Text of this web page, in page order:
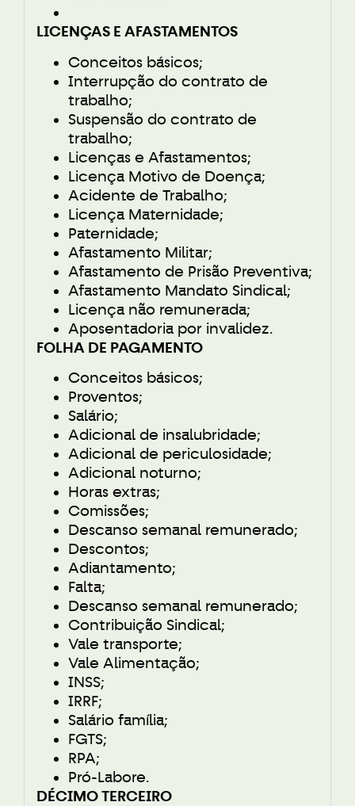
LICENÇAS E AFASTAMENTOS
Conceitos básicos;
Interrupção do contrato de
trabalho;
Suspensão do contrato de
trabalho;
Licenças e Afastamentos;
Licença Motivo de Doença;
Acidente de Trabalho;
Licença Maternidade;
Paternidade;
Afastamento Militar;
Afastamento de Prisão Preventiva;
Afastamento Mandato Sindical;
Licença não remunerada;
Aposentadoria por invalidez.
FOLHA DE PAGAMENTO
Conceitos básicos;
Proventos;
Salário;
Adicional de insalubridade;
Adicional de periculosidade;
Adicional noturno;
Horas extras;
Comissões;
Descanso semanal remunerado;
Descontos;
Adiantamento;
Falta;
Descanso semanal remunerado;
Contribuição Sindical;
Vale transporte;
Vale Alimentação;
INSS;
IRRF;
Salário família;
FGTS;
RPA;
Pró-Labore.
DÉCIMO TERCEIRO